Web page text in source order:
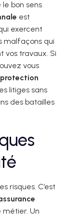
bon sens
est
exercent
malfaçons qui
vos travaux. Si
vous
protection
litiges sans
des batailles
risques. C’est
Un